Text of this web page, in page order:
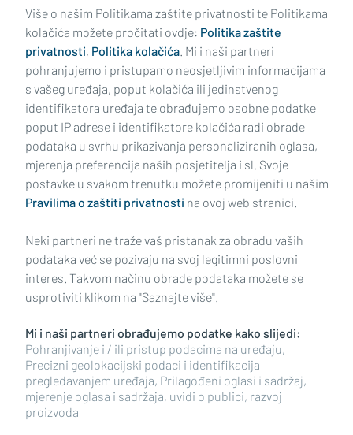
Impressum Uvjeti korištenja Politika privatnosti
Politika kolačića Kontakt Pritužbe Suradnici
Oglašavanje
RUBRIKE
BRODSKO-POSAVSKA ŽUPANIJA
POŽEŠKO-SLAVONSKA ŽUPANIJA
Više o našim Politikama zaštite privatnosti te Politikama
kolačića možete pročitati ovdje: Politika zaštite
privatnosti, Politika kolačića. Mi i naši partneri
pohranjujemo i pristupamo neosjetljivim informacijama
s vašeg uređaja, poput kolačića ili jedinstvenog
identifikatora uređaja te obrađujemo osobne podatke
poput IP adrese i identifikatore kolačića radi obrade
podataka u svrhu prikazivanja personaliziranih oglasa,
mjerenja preferencija naših posjetitelja i sl. Svoje
postavke u svakom trenutku možete promijeniti u našim
Pravilima o zaštiti privatnosti na ovoj web stranici.
Neki partneri ne traže vaš pristanak za obradu vaših
podataka već se pozivaju na svoj legitimni poslovni
interes. Takvom načinu obrade podataka možete se
usprotiviti klikom na "Saznajte više".
Mi i naši partneri obrađujemo podatke kako slijedi:
Pohranjivanje i / ili pristup podacima na uređaju,
Precizni geolokacijski podaci i identifikacija
pregledavanjem uređaja, Prilagođeni oglasi i sadržaj,
mjerenje oglasa i sadržaja, uvidi o publici, razvoj
proizvoda